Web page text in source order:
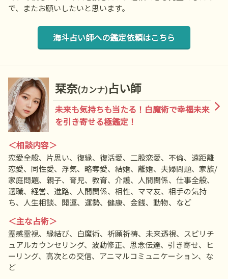
で、またお願いしたいと思います。
海斗占い師への鑑定依頼はこちら
栞奈(カンナ)占い師
未来も気持ちも当たる！白魔術で幸福未来
を引き寄せる極鑑定！
＜相談内容＞
恋愛全般、片思い、復縁、復活愛、二股恋愛、不倫、遠距離
恋愛、同性愛、浮気、略奪愛、結婚、離婚、夫婦問題、家族/
家庭問題、親子、育児、教育、介護、人間関係、仕事全般、
適職、経営、進路、人間関係、相性、ママ友、相手の気持
ち、人生相談、開運、運勢、健康、金銭、動物、など
＜主な占術＞
霊感霊視、縁結び、白魔術、祈願祈祷、未来透視、スピリチ
ュアルカウンセリング、波動修正、思念伝達、引き寄せ、ヒ
ーリング、高次との交信、アニマルコミュニケーション、な
ど